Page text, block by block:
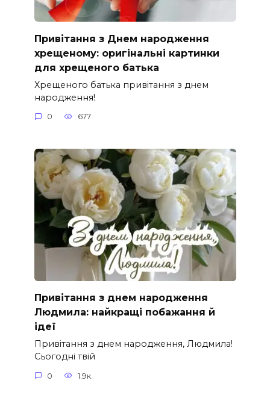
Привітання з Днем народження
хрещеному: оригінальні картинки
для хрещеного батька
Хрещеного батька привітання з днем
народження!
0 677
Привітання з днем народження
Людмила: найкращі побажання й
ідеї
Привітання з днем народження, Людмила!
Сьогодні твій
0 1.9к.